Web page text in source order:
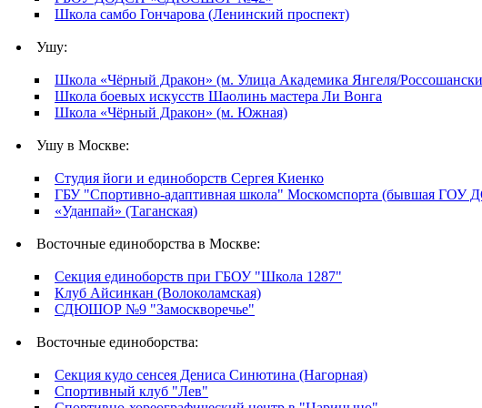
Школа самбо Гончарова (Ленинский проспект)
Ушу:
Школа «Чёрный Дракон» (м. Улица Академика Янгеля/
Школа боевых искусств Шаолинь мастера Ли Вонга
Школа «Чёрный Дракон» (м. Южная)
Ушу в Москве:
Студия йоги и единоборств Сергея Киенко
ГБУ "Спортивно-адаптивная школа" Москомспорта (бывшая
«Уданпай» (Таганская)
Восточные единоборства в Москве:
Секция единоборств при ГБОУ "Школа 1287"
Клуб Айсинкан (Волоколамская)
СДЮШОР №9 "Замоскворечье"
Восточные единоборства:
Секция кудо сенсея Дениса Синютина (Нагорная)
Спортивный клуб "Лев"